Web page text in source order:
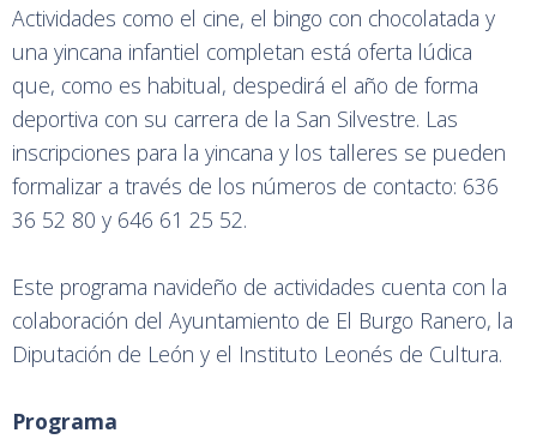
Actividades como el cine, el bingo con chocolatada y
una yincana infantiel completan está oferta lúdica
que, como es habitual, despedirá el año de forma
deportiva con su carrera de la San Silvestre. Las
inscripciones para la yincana y los talleres se pueden
formalizar a través de los números de contacto: 636
36 52 80 y 646 61 25 52.
Este programa navideño de actividades cuenta con la
colaboración del Ayuntamiento de El Burgo Ranero, la
Diputación de León y el Instituto Leonés de Cultura.
Programa